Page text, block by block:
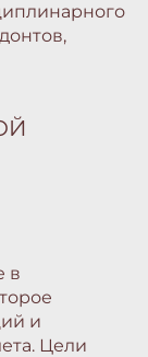
в
и
Цели